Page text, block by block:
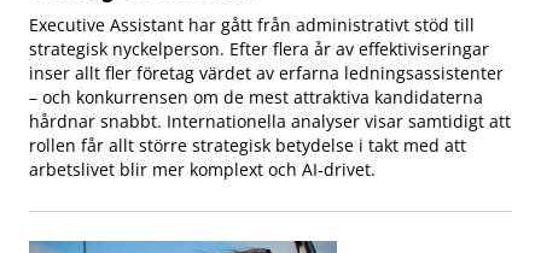
Executive Assistant har gått från administrativt stöd till
strategisk nyckelperson. Efter flera år av effektiviseringar
inser allt fler företag värdet av erfarna ledningsassistenter
– och konkurrensen om de mest attraktiva kandidaterna
hårdnar snabbt. Internationella analyser visar samtidigt att
rollen får allt större strategisk betydelse i takt med att
arbetslivet blir mer komplext och AI-drivet.